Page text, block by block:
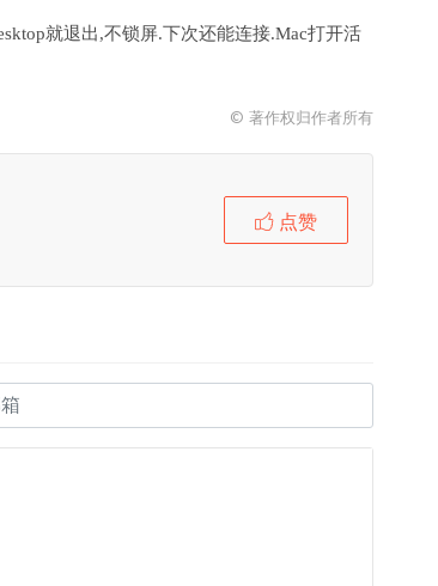
就退出,不锁屏.下次还能连接.Mac打开活
© 著作权归作者所有
点赞